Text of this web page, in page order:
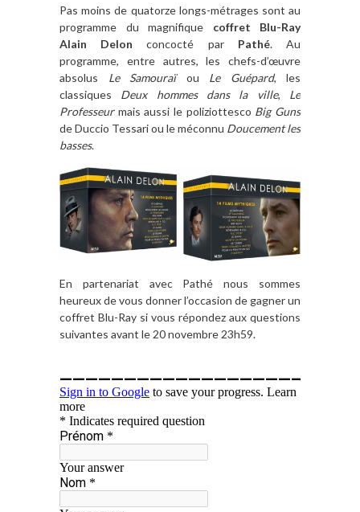
Pas moins de quatorze longs-métrages sont au
programme du magnifique coffret Blu-Ray
Alain Delon concocté par Pathé. Au
programme, entre autres, les chefs-d’œuvre
absolus Le Samouraïou Le Guépard, les
classiques Deux hommes dans la ville, Le
Professeurmais aussi le poliziottesco Big Guns
de Duccio Tessari ou le méconnu Doucement les
basses.
En partenariat avec Pathé nous sommes
heureux de vous donner l’occasion de gagner un
coffret Blu-Ray si vous répondez aux questions
suivantes avant le 20 novembre 23h59.